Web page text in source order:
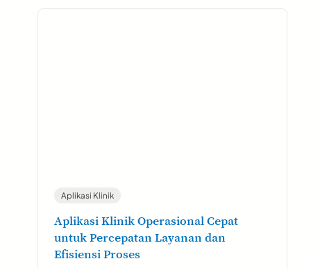
Aplikasi Klinik
Aplikasi Klinik Operasional Cepat
untuk Percepatan Layanan dan
Efisiensi Proses